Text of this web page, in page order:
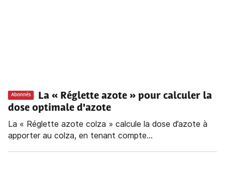
Abonnés
La « Réglette azote » pour calculer la
dose optimale d'azote
La « Réglette azote colza » calcule la dose d’azote à
apporter au colza, en tenant compte...